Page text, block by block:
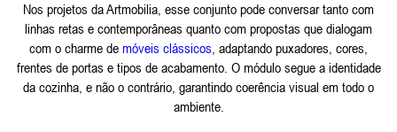
Nos projetos da Artmobilia, esse conjunto pode conversar tanto com
linhas retas e contemporâneas quanto com propostas que dialogam
com o charme de móveis clássicos , adaptando puxadores, cores,
frentes de portas e tipos de acabamento. O módulo segue a identidade
da cozinha, e não o contrário, garantindo coerência visual em todo o
ambiente.